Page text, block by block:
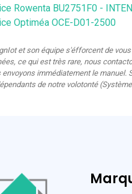
Rowenta BU2751F0 -
Optiméa OCE-D01-2500
et son équipe s'éfforcent de
ce qui est très rare, nous
envoyons immédiatement le
de notre volotonté